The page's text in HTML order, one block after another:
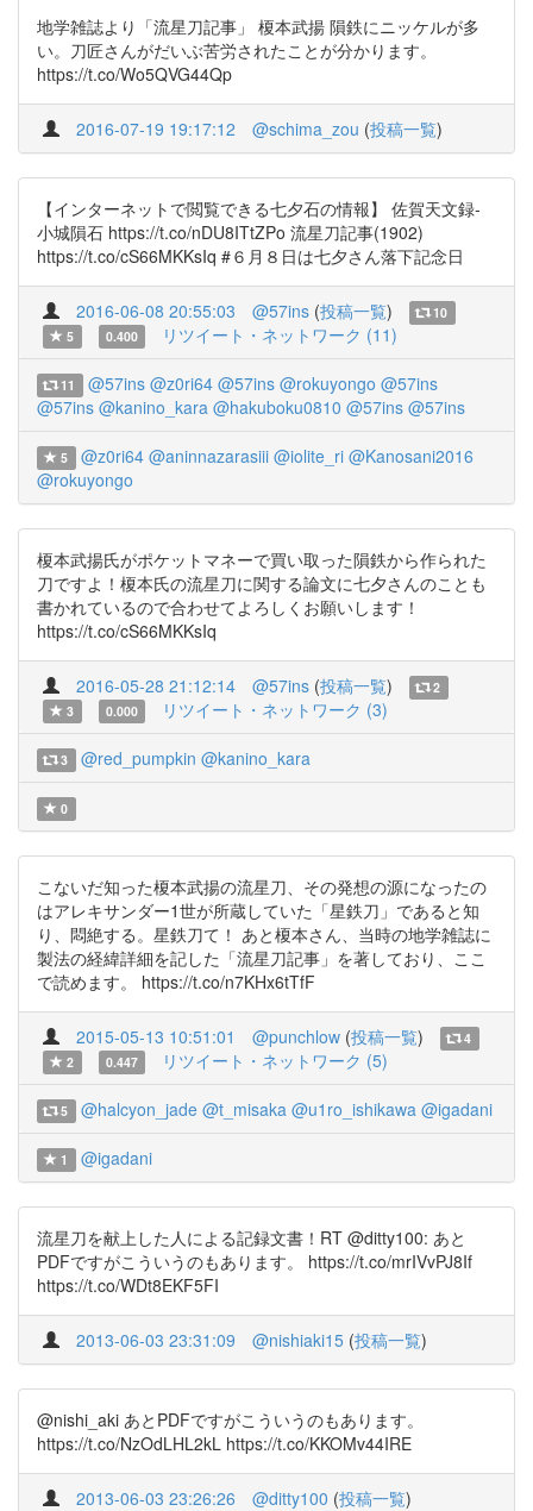
地学雑誌より「流星刀記事」 榎本武揚 隕鉄にニッケルが多
い。刀匠さんがだいぶ苦労されたことが分かります。
https://t.co/Wo5QVG44Qp
2016-07-19 19:17:12 @schima_zou (投稿一覧)
【インターネットで閲覧できる七夕石の情報】 佐賀天文録‐
小城隕石 https://t.co/nDU8ITtZPo 流星刀記事(1902)
https://t.co/cS66MKKsIq #６月８日は七夕さん落下記念日
2016-06-08 20:55:03 @57ins (投稿一覧)
10
5
0.400 リツイート・ネットワーク (11)
11 @57ins @z0ri64 @57ins @rokuyongo @57ins
@57ins @kanino_kara @hakuboku0810 @57ins @57ins
5 @z0ri64 @aninnazarasiii @iolite_ri @Kanosani2016
@rokuyongo
榎本武揚氏がポケットマネーで買い取った隕鉄から作られた
刀ですよ！榎本氏の流星刀に関する論文に七夕さんのことも
書かれているので合わせてよろしくお願いします！
https://t.co/cS66MKKsIq
2016-05-28 21:12:14 @57ins (投稿一覧)
2
3
0.000 リツイート・ネットワーク (3)
3 @red_pumpkin @kanino_kara
0
こないだ知った榎本武揚の流星刀、その発想の源になったの
はアレキサンダー1世が所蔵していた「星鉄刀」であると知
り、悶絶する。星鉄刀て！ あと榎本さん、当時の地学雑誌に
製法の経緯詳細を記した「流星刀記事」を著しており、ここ
で読めます。 https://t.co/n7KHx6tTfF
2015-05-13 10:51:01 @punchlow (投稿一覧)
4
2
0.447 リツイート・ネットワーク (5)
5 @halcyon_jade @t_misaka @u1ro_ishikawa @igadani
1 @igadani
流星刀を献上した人による記録文書！RT @ditty100: あと
PDFですがこういうのもあります。 https://t.co/mrIVvPJ8If
https://t.co/WDt8EKF5FI
2013-06-03 23:31:09 @nishiaki15 (投稿一覧)
@nishi_aki あとPDFですがこういうのもあります。
https://t.co/NzOdLHL2kL https://t.co/KKOMv44IRE
2013-06-03 23:26:26 @ditty100 (投稿一覧)